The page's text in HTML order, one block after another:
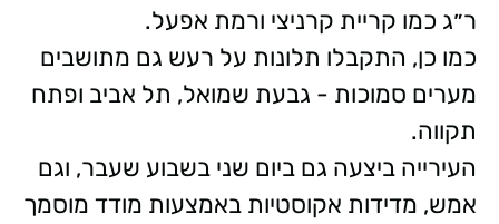
ר״ג כמו קריית קרניצי ורמת אפעל.
כמו כן, התקבלו תלונות על רעש גם מתושבים
מערים סמוכות - גבעת שמואל, תל אביב ופתח
תקווה.
העירייה ביצעה גם ביום שני בשבוע שעבר, וגם
אמש, מדידות אקוסטיות באמצעות מודד מוסמך